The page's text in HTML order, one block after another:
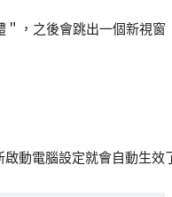
，之後會跳出一個新視窗
動電腦設定就會自動生效